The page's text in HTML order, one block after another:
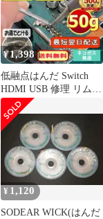
¥ 1,398
低融点はんだ Switch
HDMI USB 修理 リムー
バー50g05t043
¥ 1,120
SODEAR WICK(はんだ